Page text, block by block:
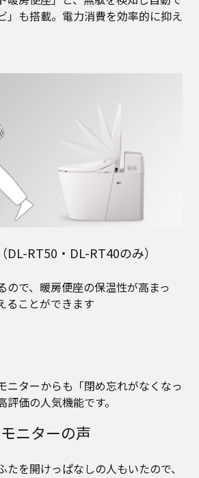
」も搭載。電力消費を効率的に抑え
RT50・DL-RT40のみ）
ので、暖房便座の保温性が高まっ
ることができます
ニターからも「閉め忘れがなくなっ
価の人気機能です。
モニターの声
たを開けっぱなしの人もいたので、